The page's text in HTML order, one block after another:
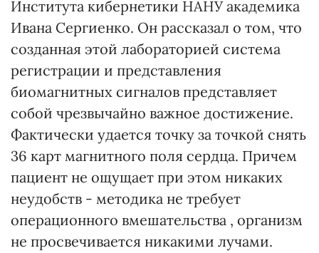
Института кибернетики НАНУ академика
Ивана Сергиенко. Он рассказал о том, что
созданная этой лабораторией система
регистрации и представления
биомагнитных сигналов представляет
собой чрезвычайно важное достижение.
Фактически удается точку за точкой снять
36 карт магнитного поля сердца. Причем
пациент не ощущает при этом никаких
неудобств - методика не требует
операционного вмешательства , организм
не просвечивается никакими лучами.